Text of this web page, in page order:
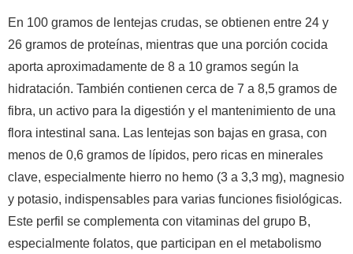
En 100 gramos de lentejas crudas, se obtienen entre 24 y
26 gramos de proteínas, mientras que una porción cocida
aporta aproximadamente de 8 a 10 gramos según la
hidratación. También contienen cerca de 7 a 8,5 gramos de
fibra, un activo para la digestión y el mantenimiento de una
flora intestinal sana. Las lentejas son bajas en grasa, con
menos de 0,6 gramos de lípidos, pero ricas en minerales
clave, especialmente hierro no hemo (3 a 3,3 mg), magnesio
y potasio, indispensables para varias funciones fisiológicas.
Este perfil se complementa con vitaminas del grupo B,
especialmente folatos, que participan en el metabolismo